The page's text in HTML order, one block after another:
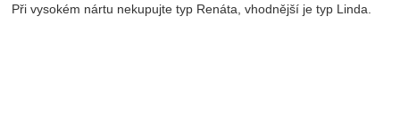
Při vysokém nártu nekupujte typ Renáta, vhodnější je typ Linda.